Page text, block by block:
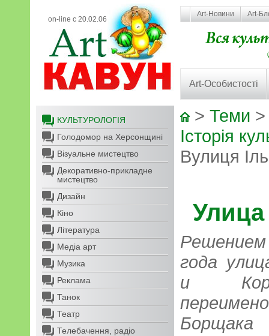
on-line с 20.02.06
Art-Новини Art-
Art-Особистості
КУЛЬТУРОЛОГІЯ
Голодомор на Херсонщині
Візуальне мистецтво
Декоративно-прикладне
мистецтво
Дизайн
Кіно
Література
Медіа арт
Музика
Реклама
Танок
Театр
Телебачення, радіо
> Теми
Історія
Вулиця
года
и
Борщака